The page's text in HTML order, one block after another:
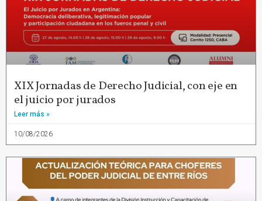
XIX Jornadas de Derecho Judicial, con eje en
el juicio por jurados
Leer más »
10/08/2026